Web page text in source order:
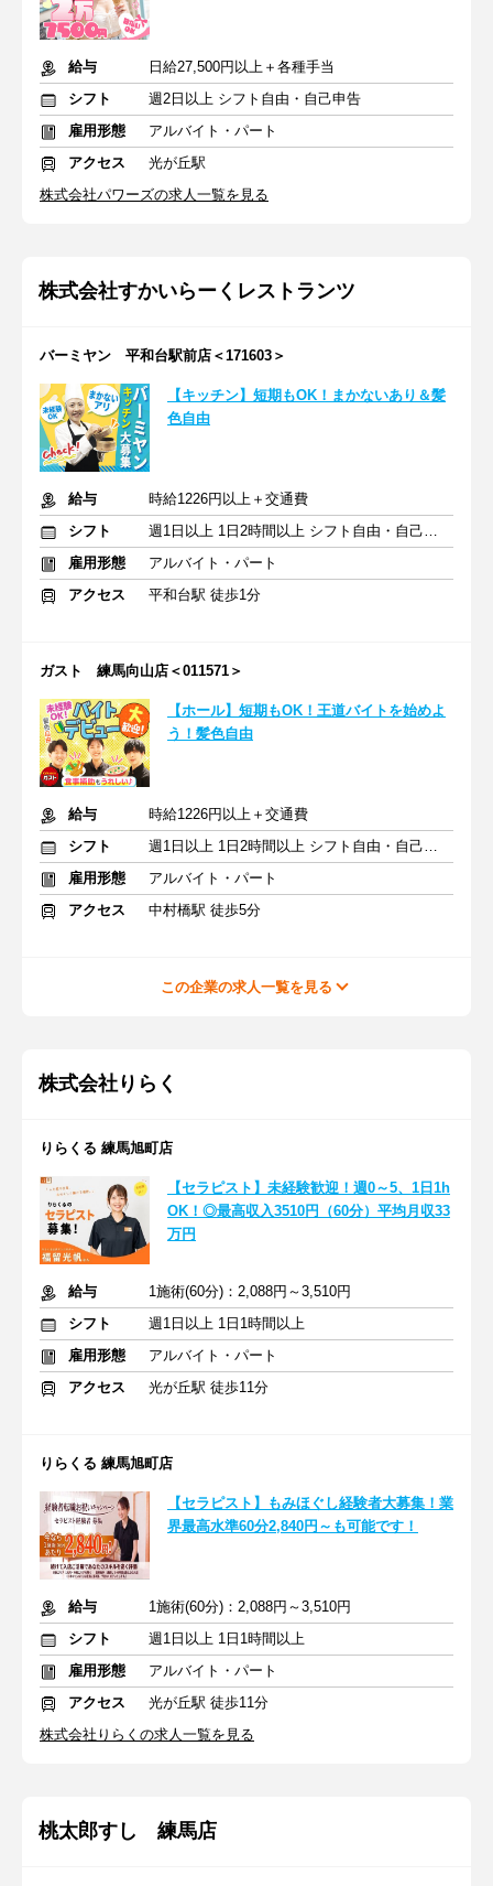
給与
日給27,500円以上＋各種手当
シフト
週2日以上 シフト自由・自己申告
雇用形態
アルバイト・パート
アクセス
光が丘駅
株式会社パワーズの求人一覧を見る
株式会社すかいらーくレストランツ
バーミヤン 平和台駅前店＜171603＞
【キッチン】短期もOK！まかないあり＆髪
色自由
給与
時給1226円以上＋交通費
シフト
週1日以上 1日2時間以上 シフト自由・自己申告
雇用形態
アルバイト・パート
アクセス
平和台駅 徒歩1分
ガスト 練馬向山店＜011571＞
【ホール】短期もOK！王道バイトを始めよ
う！髪色自由
給与
時給1226円以上＋交通費
シフト
週1日以上 1日2時間以上 シフト自由・自己申告
雇用形態
アルバイト・パート
アクセス
中村橋駅 徒歩5分
この企業の求人一覧を見る
株式会社りらく
りらくる 練馬旭町店
【セラピスト】未経験歓迎！週0～5、1日1h
OK！◎最高収入3510円（60分）平均月収33
万円
給与
1施術(60分)：2,088円～3,510円
シフト
週1日以上 1日1時間以上
雇用形態
アルバイト・パート
アクセス
光が丘駅 徒歩11分
りらくる 練馬旭町店
【セラピスト】もみほぐし経験者大募集！業
界最高水準60分2,840円～も可能です！
給与
1施術(60分)：2,088円～3,510円
シフト
週1日以上 1日1時間以上
雇用形態
アルバイト・パート
アクセス
光が丘駅 徒歩11分
株式会社りらくの求人一覧を見る
桃太郎すし 練馬店